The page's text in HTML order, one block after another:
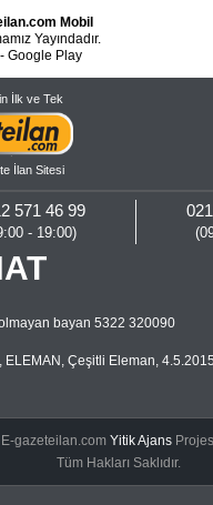
Mobil
Yayındadır.
Google Play
İlk ve Tek
İlan Sitesi
571 46 99
- 19:00)
bayan 5322 320090
, ELEMAN , Çeşitli Eleman, 4.5.2015
E-gazeteilan.comYitik Ajans
Tüm Hakları Saklıdır.